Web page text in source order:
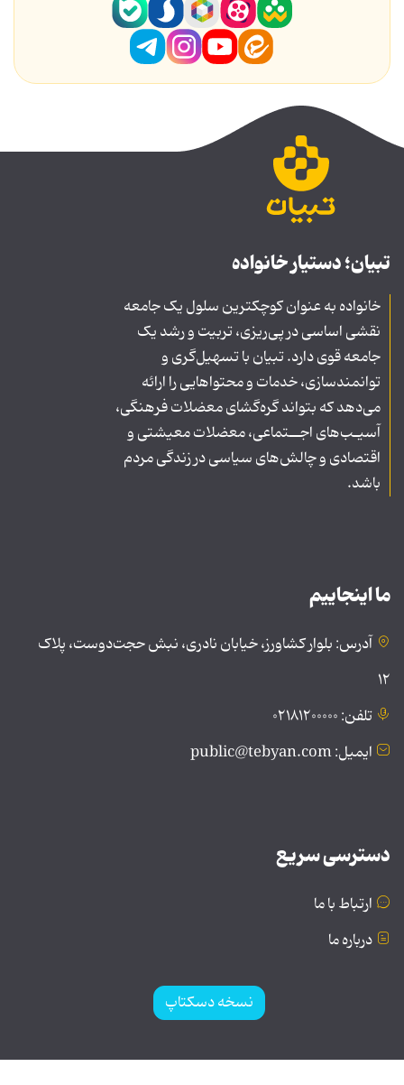
تبیان؛ دستیار خانواده
خانواده به عنوان کوچکترین سلول یک جامعه
نقشی اساسی در پی‌ریزی، تربیت و رشد یک
جامعه قوی دارد. تبیان با تسهیل‌گری و
توانمندسازی، خدمات و محتواهایی را ارائه
می‌دهد که بتواند گره‌گشای معضلات فرهنگی،
آسیـب‌های اجــتماعی، معضلات معیشتی و
اقتصادی و چالش‌های سیاسی در زندگی مردم
باشد.
ما اینجاییم
آدرس: بلوار کشاورز، خیابان نادری، نبش حجت‌دوست، پلاک
۱۲
تلفن: ۰۲۱۸۱۲۰۰۰۰۰
ایمیل: public@tebyan.com
دسترسی سریع
ارتباط با ما
درباره ما
نسخه دسکتاپ